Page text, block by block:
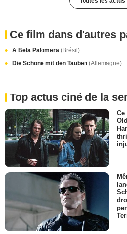
Ce film dans d'autres
A Bela Palomera (Brésil)
Die Schöne mit den Tauben (Allemagne)
Top actus ciné de la
Ce